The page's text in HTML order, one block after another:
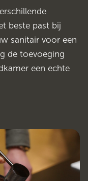
beste past bij
sanitair voor een
de toevoeging
een echte